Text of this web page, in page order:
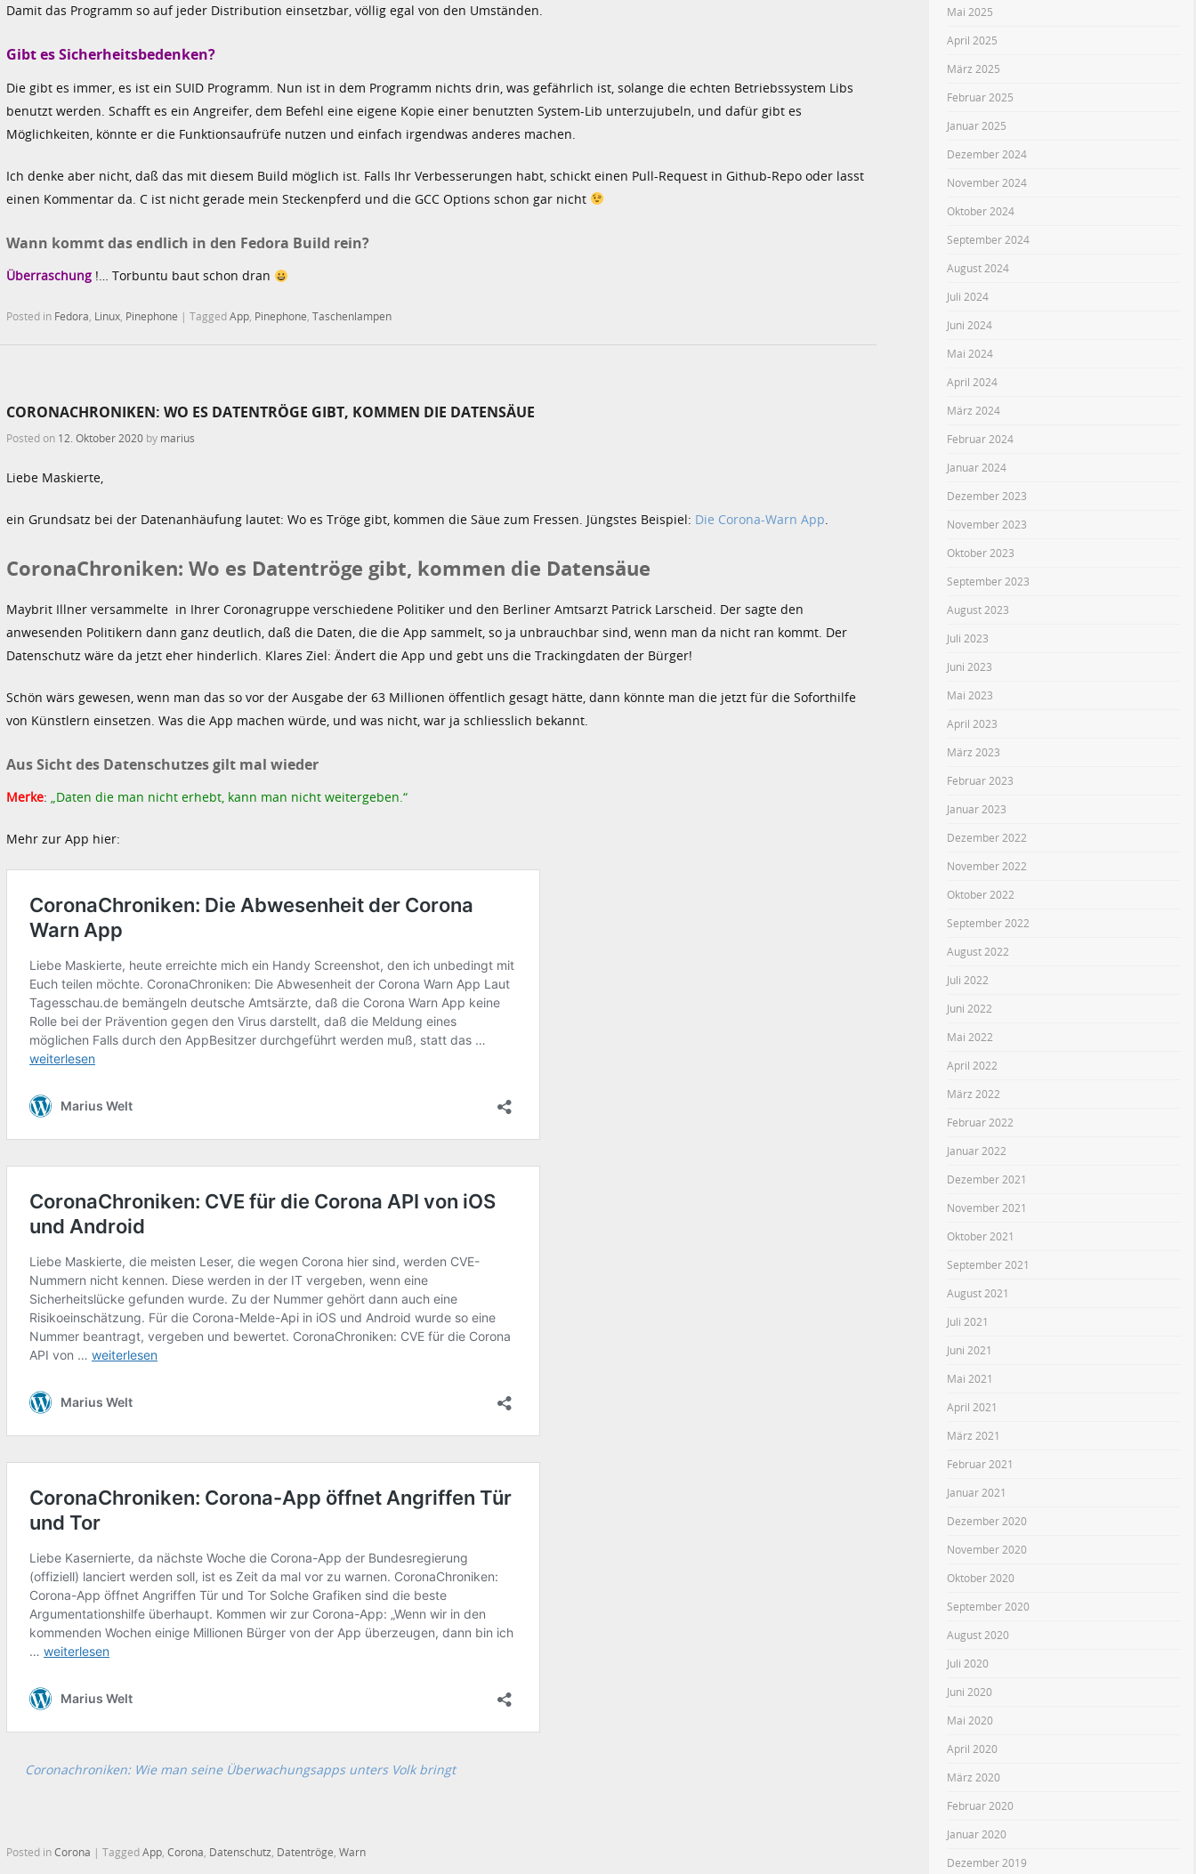
Damit das Programm so auf jeder Distribution einsetzbar, völlig egal von den Umständen.
Gibt es Sicherheitsbedenken?
Die gibt es immer, es ist ein SUID Programm. Nun ist in dem Programm nichts drin, was gefährlich ist, solange die echten Betriebssystem Libs
benutzt werden. Schafft es ein Angreifer, dem Befehl eine eigene Kopie einer benutzten System-Lib unterzujubeln, und dafür gibt es
Möglichkeiten, könnte er die Funktionsaufrüfe nutzen und einfach irgendwas anderes machen.
Ich denke aber nicht, daß das mit diesem Build möglich ist. Falls Ihr Verbesserungen habt, schickt einen Pull-Request in Github-Repo oder lasst
einen Kommentar da. C ist nicht gerade mein Steckenpferd und die GCC Options schon gar nicht
Wann kommt das endlich in den Fedora Build rein?
Überraschung !… Torbuntu baut schon dran
Posted in Fedora Linux Pinephone | TaggedApp Pinephone Taschenlampen
CORONACHRONIKEN: WO ES DATENTRÖGE GIBT, KOMMEN DIE DATENSÄUE
Posted on 12. Oktober 2020 by marius
Liebe Maskierte,
ein Grundsatz bei der Datenanhäufung lautet: Wo es Tröge gibt, kommen die Säue zum Fressen. Jüngstes Beispiel: Die Corona-Warn App
CoronaChroniken: Wo es Datentröge gibt, kommen die Datensäue
Maybrit Illner versammelte in Ihrer Coronagruppe verschiedene Politiker und den Berliner Amtsarzt Patrick Larscheid. Der sagte den
anwesenden Politikern dann ganz deutlich, daß die Daten, die die App sammelt, so ja unbrauchbar sind, wenn man da nicht ran kommt. Der
Datenschutz wäre da jetzt eher hinderlich. Klares Ziel: Ändert die App und gebt uns die Trackingdaten der Bürger!
Schön wärs gewesen, wenn man das so vor der Ausgabe der 63 Millionen öffentlich gesagt hätte, dann könnte man die jetzt für die Soforthilfe
von Künstlern einsetzen. Was die App machen würde, und was nicht, war ja schliesslich bekannt.
Aus Sicht des Datenschutzes gilt mal wieder
Merke: „Daten die man nicht erhebt, kann man nicht weitergeben.“
Mehr zur App hier:
Coronachroniken: Wie man seine Überwachungsapps unters Volk bringt
Posted inCorona | TaggedApp, Corona, Datenschutz, Datentröge, Warn
Mai 2025
April 2025
März 2025
Februar 2025
Januar 2025
Dezember 2024
November 2024
Oktober 2024
September 2024
August 2024
Juli 2024
Juni 2024
Mai 2024
April 2024
März 2024
Februar 2024
Januar 2024
Dezember 2023
November 2023
Oktober 2023
September 2023
August 2023
Juli 2023
Juni 2023
Mai 2023
April 2023
März 2023
Februar 2023
Januar 2023
Dezember 2022
November 2022
Oktober 2022
September 2022
August 2022
Juli 2022
Juni 2022
Mai 2022
April 2022
März 2022
Februar 2022
Januar 2022
Dezember 2021
November 2021
Oktober 2021
September 2021
August 2021
Juli 2021
Juni 2021
Mai 2021
April 2021
März 2021
Februar 2021
Januar 2021
Dezember 2020
November 2020
Oktober 2020
September 2020
August 2020
Juli 2020
Juni 2020
Mai 2020
April 2020
März 2020
Februar 2020
Januar 2020
Dezember 2019